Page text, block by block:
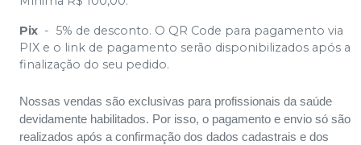
Pix - 5% de desconto. O QR Code para pagamento via
PIX e o link de pagamento serão disponibilizados após a
finalização do seu pedido.
Nossas vendas são exclusivas para profissionais da saúde
devidamente habilitados. Por isso, o pagamento e envio só são
realizados após a confirmação dos dados cadastrais e dos